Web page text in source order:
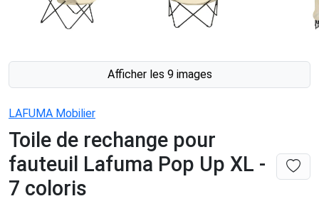
Afficher les 9 images
LAFUMA Mobilier
Toile de rechange pour
fauteuil Lafuma Pop Up XL -
7 coloris